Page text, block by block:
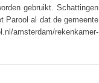
gebruikt. Schattingen
Parool al dat de gemeente
amsterdam/rekenkamer-